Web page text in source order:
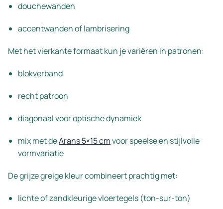
douchewanden
accentwanden of lambrisering
Met het vierkante formaat kun je variëren in patronen:
blokverband
recht patroon
diagonaal voor optische dynamiek
mix met deArans 5×15 cmvoor speelse en stijlvolle
vormvariatie
De grijze greige kleur combineert prachtig met:
lichte of zandkleurige vloertegels (ton-sur-ton)